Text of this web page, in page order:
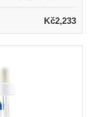
Kč2,233